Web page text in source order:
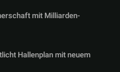
mit Milliarden-
Hallenplan mit neuem